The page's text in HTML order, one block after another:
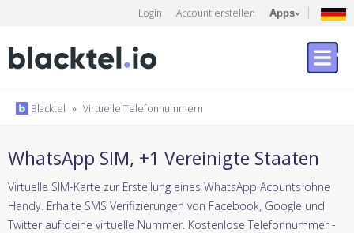
Login Account erstellen Apps
Blacktel » Virtuelle Telefonnummern
WhatsApp SIM, +1 Vereinigte Staaten
Virtuelle SIM-Karte zur Erstellung eines WhatsApp Acounts ohne
Handy. Erhalte SMS Verifizierungen von Facebook, Google und
Twitter auf deine virtuelle Nummer. Kostenlose Telefonnummer -